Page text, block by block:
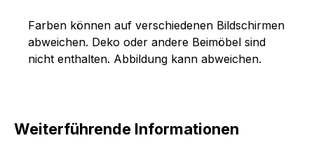
Farben können auf verschiedenen Bildschirmen
abweichen. Deko oder andere Beimöbel sind
nicht enthalten. Abbildung kann abweichen.
Weiterführende Informationen